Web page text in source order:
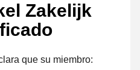
Zakelijk
que su miembro: